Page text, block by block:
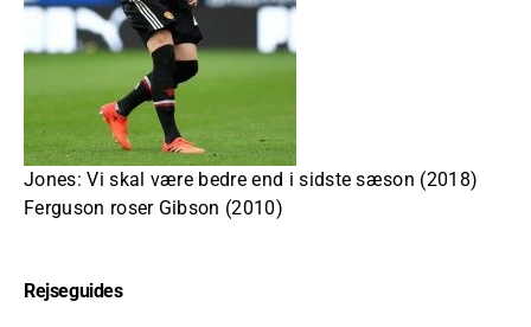
Jones: Vi skal være bedre end i sidste sæson (2018)
Ferguson roser Gibson (2010)
Rejseguides